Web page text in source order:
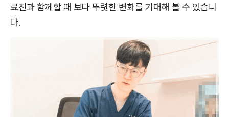
료진과 함께할 때 보다 뚜렷한 변화를 기대해 볼 수 있습니
다.